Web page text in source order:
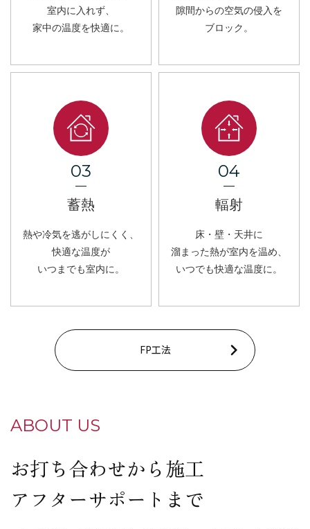
室内に入れず、
家中の温度を快適に。
隙間からの空気の侵入を
ブロック。
03
蓄熱
熱や冷気を逃がしにくく、
快適な温度が
いつまでも室内に。
04
輻射
床・壁・天井に
溜まった熱が室内を温め、
いつでも快適な温度に。
FP工法
ABOUT US
お打ち合わせから施工
アフターサポートまで